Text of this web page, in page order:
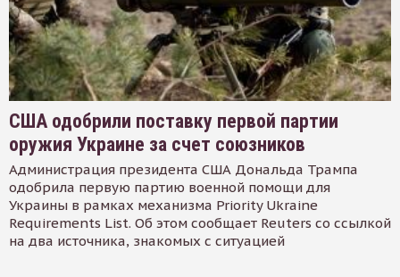
США одобрили поставку первой партии
оружия Украине за счет союзников
Администрация президента США Дональда Трампа
одобрила первую партию военной помощи для
Украины в рамках механизма Priority Ukraine
Requirements List. Об этом сообщает Reuters со ссылкой
на два источника, знакомых с ситуацией